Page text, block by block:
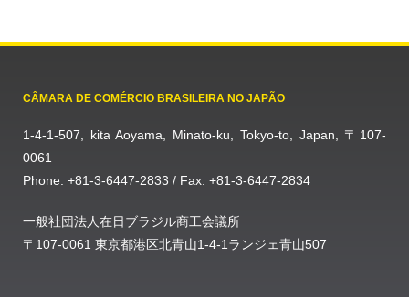
CÂMARA DE COMÉRCIO BRASILEIRA NO JAPÃO
1-4-1-507, kita Aoyama, Minato-ku, Tokyo-to, Japan, 〒107-
0061
Phone: +81-3-6447-2833 / Fax: +81-3-6447-2834
一般社団法人在日ブラジル商工会議所
〒107-0061 東京都港区北青山1-4-1ランジェ青山507